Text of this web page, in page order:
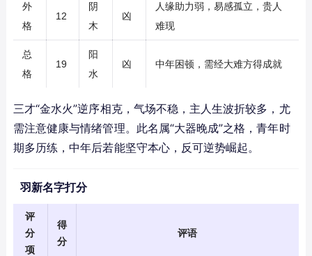
外
格
12
阴
木
凶
人缘助力弱，易感孤立，贵人
难现
总
格
19
阳
水
凶 中年困顿，需经大难方得成就
三才“金水火”逆序相克，气场不稳，主人生波折较多，尤
需注意健康与情绪管理。此名属“大器晚成”之格，青年时
期多历练，中年后若能坚守本心，反可逆势崛起。
羽新名字打分
评
分
项
得
分
评语